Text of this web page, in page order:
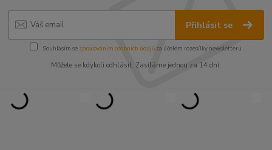
Přihlásit se
Souhlasím se zpracováním osobních údajůza účelem rozesílky newsletteru.
Můžete se kdykoli odhlásit. Zasíláme jednou za 14 dní.